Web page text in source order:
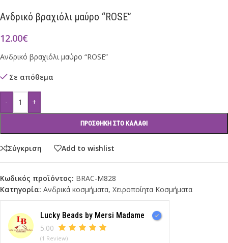
Ανδρικό βραχιόλι μαύρο “ROSE”
12.00€
Ανδρικό βραχιόλι μαύρο “ROSE”
Σε απόθεμα
- +
ΠΡΟΣΘΉΚΗ ΣΤΟ ΚΑΛΆΘΙ
Σύγκριση Add to wishlist
Κωδικός προϊόντος: BRAC-M828
Κατηγορία: Ανδρικά κοσμήματα, Χειροποίητα Κοσμήματα
Lucky Beads by Mersi Madame
5.00
(1 Review)